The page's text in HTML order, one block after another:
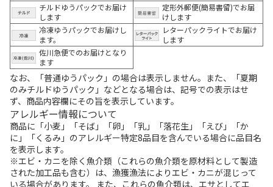
チルドゆうパックでお届け
します
定形外郵便(簡易書留)でお届
けします
冷凍ゆうパックでお届けし
ます。
レターパックライトでお届け
します
佐川急便でのお届けとなり
ます
なお、「普通ゆうパック」の場合は表示しません。また、「夏期
のみチルドゆうパック」などとなる場合は、記号での表示はせ
ず、商品内容欄にその旨を表示しています。
アレルギー情報について
商品に「小麦」「そば」「卵」「乳」「落花生」「えび」「か
に」「くるみ」のアレルギー特定8品目を含んでいる場合に品目名
を表示します。
※エビ・カニを除く魚介類（これらの魚介類を原材料として製造
された加工品も含む）は、漁獲漁法によりエビ・カニが混じって
いる場合があります。 また、これらの魚介類は、エサとしてエ